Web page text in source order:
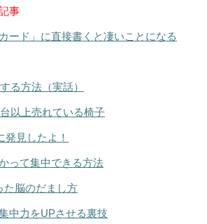
事
ード」に直接書くと凄いことになる
る方法（実話）
以上売れている椅子
発見したよ！
って集中できる方法
た脳のだまし方
中力をUPさせる裏技